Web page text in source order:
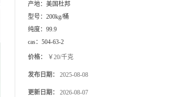
产地： 美国杜邦
型号： 200kg/桶
纯度： 99.9
cas： 504-63-2
价格： ￥20/千克
发布日期： 2025-08-08
更新日期： 2026-08-07